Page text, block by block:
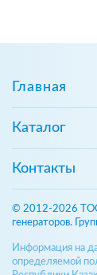
Главная
Каталог
Контакты
© 2012-2026 ТОО
генераторов.
Информация на
определяемой